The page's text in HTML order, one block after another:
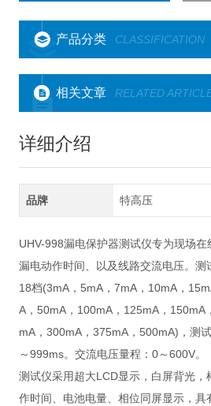
产品分类 CLASSIFICATION
相关文章 RELATED
详细介绍
品牌 特高压
UHV-998漏电保护器测试仪专为现场
漏电动作时间、以及线路交流电压。
18档(3mA，5mA，7mA，10mA，
A，50mA，100mA，125mA，150mA
mA，300mA，375mA，500mA)，测
～999ms。交流电压量程：0～600V。
测试仪采用超大LCD显示，白屏背光，
作时间、电池电量、相位同屏显示，